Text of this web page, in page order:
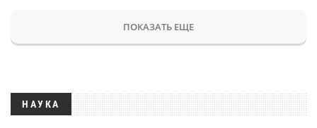
ПОКАЗАТЬ ЕЩЕ
НАУКА